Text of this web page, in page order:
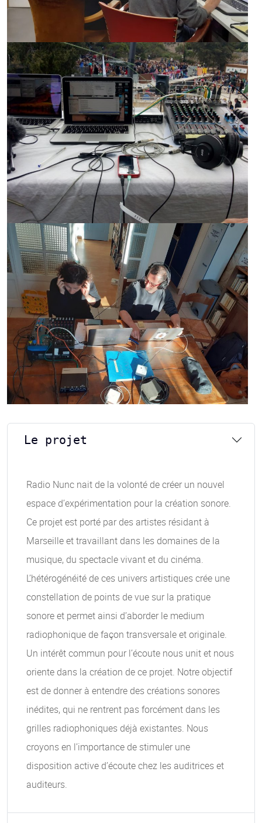
Le projet
Radio Nunc nait de la volonté de créer un nouvel
espace d’expérimentation pour la création sonore.
Ce projet est porté par des artistes résidant à
Marseille et travaillant dans les domaines de la
musique, du spectacle vivant et du cinéma.
L’hétérogénéité de ces univers artistiques crée une
constellation de points de vue sur la pratique
sonore et permet ainsi d’aborder le medium
radiophonique de façon transversale et originale.
Un intérêt commun pour l’écoute nous unit et nous
oriente dans la création de ce projet. Notre objectif
est de donner à entendre des créations sonores
inédites, qui ne rentrent pas forcément dans les
grilles radiophoniques déjà existantes. Nous
croyons en l’importance de stimuler une
disposition active d’écoute chez les auditrices et
auditeurs.